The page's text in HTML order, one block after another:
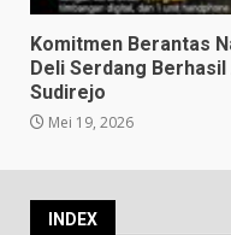
Komitmen Berantas
Deli Serdang
Sudirejo
Mei 19, 2026
INDEX